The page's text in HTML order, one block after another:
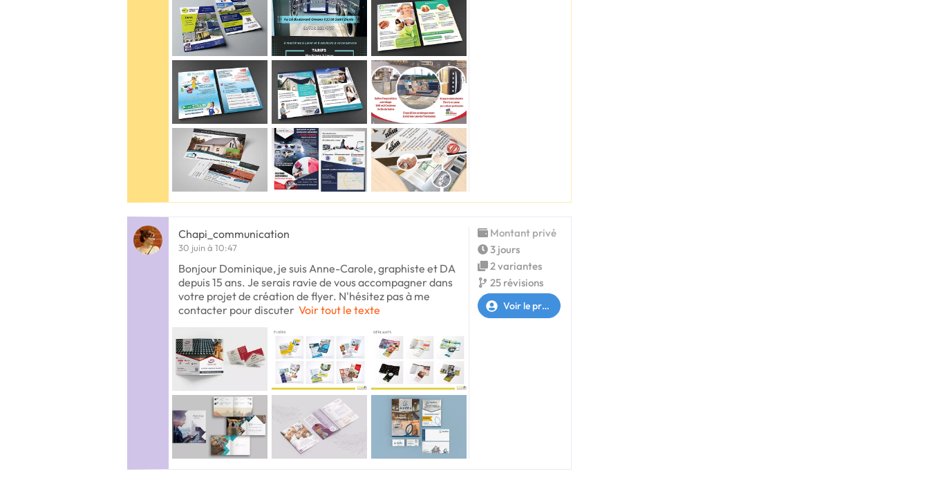
Chapi_communication
30 juin à 10:47
Bonjour Dominique, je suis Anne-Carole, graphiste et DA
depuis 15 ans. Je serais ravie de vous accompagner dans
votre projet de création de flyer. N'hésitez pas à me
contacter pour discuter Voir tout le texte
Montant privé
3 jours
2 variantes
25 révisions
Voir le profil